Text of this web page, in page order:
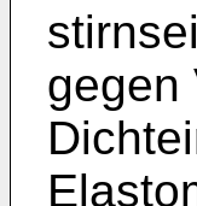
gegen